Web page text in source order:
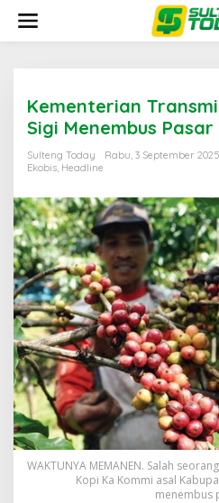
konten
Kementerian
Sigi Menembus
Sulteng Today
Rabu, 3 September 2025
Ekobis, Headline
WAKTUNYA MEMANEN. Salah
Kopi Ka Kommi asal
menembus